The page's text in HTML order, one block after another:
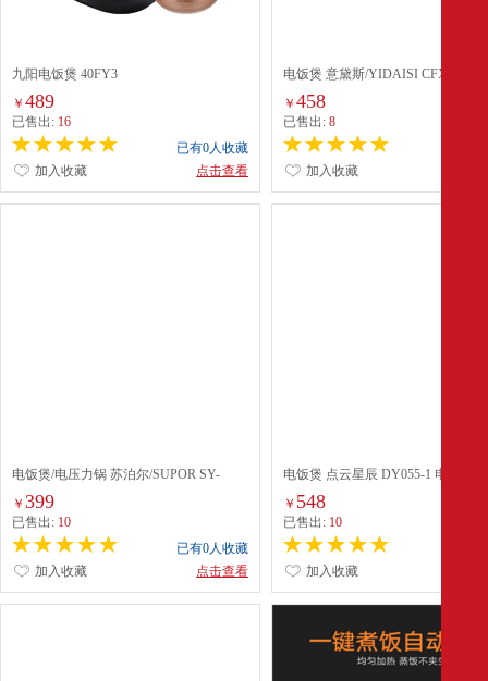
九阳电饭煲 40FY3
￥ 489
已售出: 16
已有0人收藏
点击查看
加入收藏
电饭煲 意黛斯/YIDAISI CFXB280
￥458
已售出:8
加入收藏
电饭煲/电压力锅 苏泊尔/SUPOR SY-
￥ 399
已售出: 10
已有0人收藏
点击查看
加入收藏
电饭煲 点云星辰 DY055-1 电饭煲
￥ 548
已售出: 10
加入收藏